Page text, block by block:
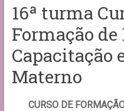
16ª turma
Formação de
Capacitação
Materno
CURSO DE